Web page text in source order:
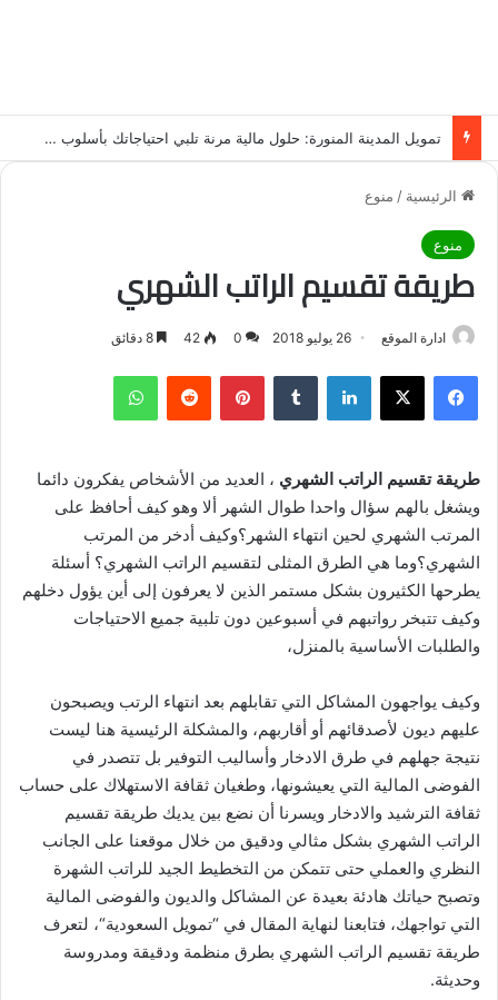
تمويل المدينة المنورة: حلول مالية مرنة تلبي احتياجاتك بأسلوب عصري وآمن
الرئيسية / منوع
منوع
طريقة تقسيم الراتب الشهري
ادارة الموقع 26 يوليو 2018 0
42
فيسبوك لينكدإن بينتيريست
طريقة تقسيم الراتب الشهري ، العديد من الأشخاص يفكرون دائما
ويشغل بالهم سؤال واحدا طوال الشهر ألا وهو كيف أحافظ على
المرتب الشهري لحين انتهاء الشهر؟وكيف أدخر من المرتب
الشهري؟وما هي الطرق المثلى لتقسيم الراتب الشهري؟ أسئلة
يطرحها الكثيرون بشكل مستمر الذين لا يعرفون إلى أين يؤول دخلهم
وكيف تتبخر رواتبهم في أسبوعين دون تلبية جميع الاحتياجات
والطلبات الأساسية بالمنزل،
وكيف يواجهون المشاكل التي تقابلهم بعد انتهاء الرتب ويصبحون
عليهم ديون لأصدقائهم أو أقاربهم، والمشكلة الرئيسية هنا ليست
نتيجة جهلهم في طرق الادخار وأساليب التوفير بل تتصدر في
الفوضى المالية التي يعيشونها، وطغيان ثقافة الاستهلاك على حساب
ثقافة الترشيد والادخار ويسرنا أن نضع بين يديك طريقة تقسيم
الراتب الشهري بشكل مثالي ودقيق من خلال موقعنا على الجانب
النظري والعملي حتى تتمكن من التخطيط الجيد للراتب الشهرة
وتصبح حياتك هادئة بعيدة عن المشاكل والديون والفوضى المالية
التي تواجهك، فتابعنا لنهاية المقال في “تمويل السعودية“، لتعرف
طريقة تقسيم الراتب الشهري بطرق منظمة ودقيقة ومدروسة
وحديثة.